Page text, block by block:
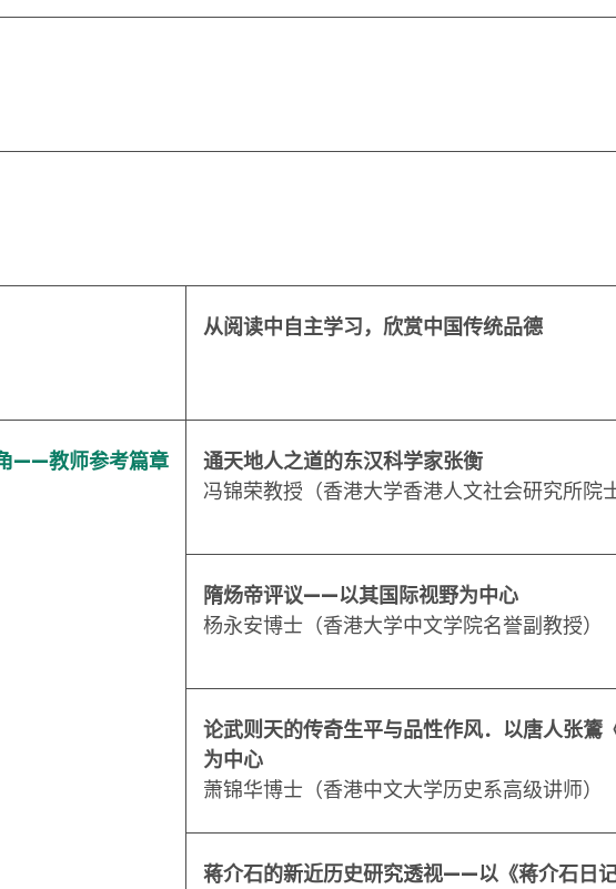
从阅读中自主学习，欣赏中国传统品德
——教师参考篇章
通天地人之道的东汉科学家张衡
冯锦荣教授（香港大学香港人文社会研究所院
隋炀帝评议——以其国际视野为中心
杨永安博士（香港大学中文学院名誉副教授）
论武则天的传奇生平与品性作风．以唐人张鷟
为中心
萧锦华博士（香港中文大学历史系高级讲师）
蒋介石的新近历史研究透视——以《蒋介石日